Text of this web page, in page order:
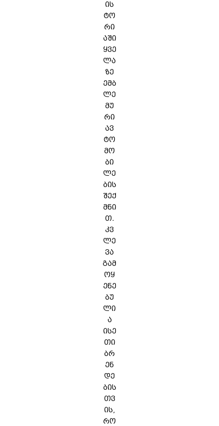
ის
ტო
რი
აში
ყვე
ლა
ზე
ემბ
ლე
მუ
რი
ავ
ტო
მო
ბი
ლე
ბის
შექ
მნი
თ.
კვ
ლე
ვა
გამ
ოყ
ენე
ბუ
ლი
ა
ისე
თი
ბრ
ენ
დე
ბის
თვ
ის,
რო